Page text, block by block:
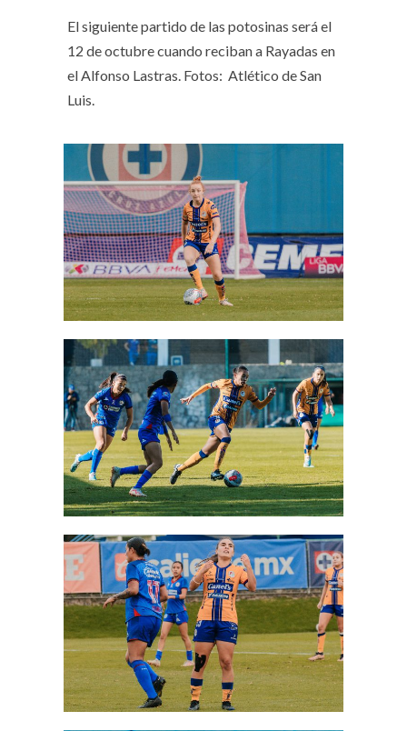
El siguiente partido de las potosinas será el
12 de octubre cuando reciban a Rayadas en
el Alfonso Lastras. Fotos: Atlético de San
Luis.